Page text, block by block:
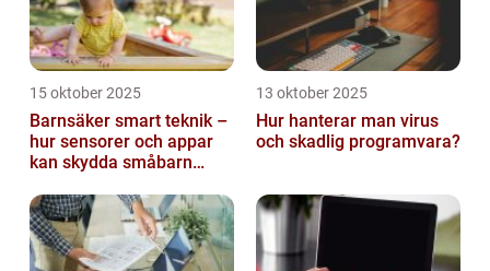
15 oktober 2025
Barnsäker smart teknik –
hur sensorer och appar
kan skydda småbarn
13 oktober 2025
Hur hanterar man virus
och skadlig programvara?